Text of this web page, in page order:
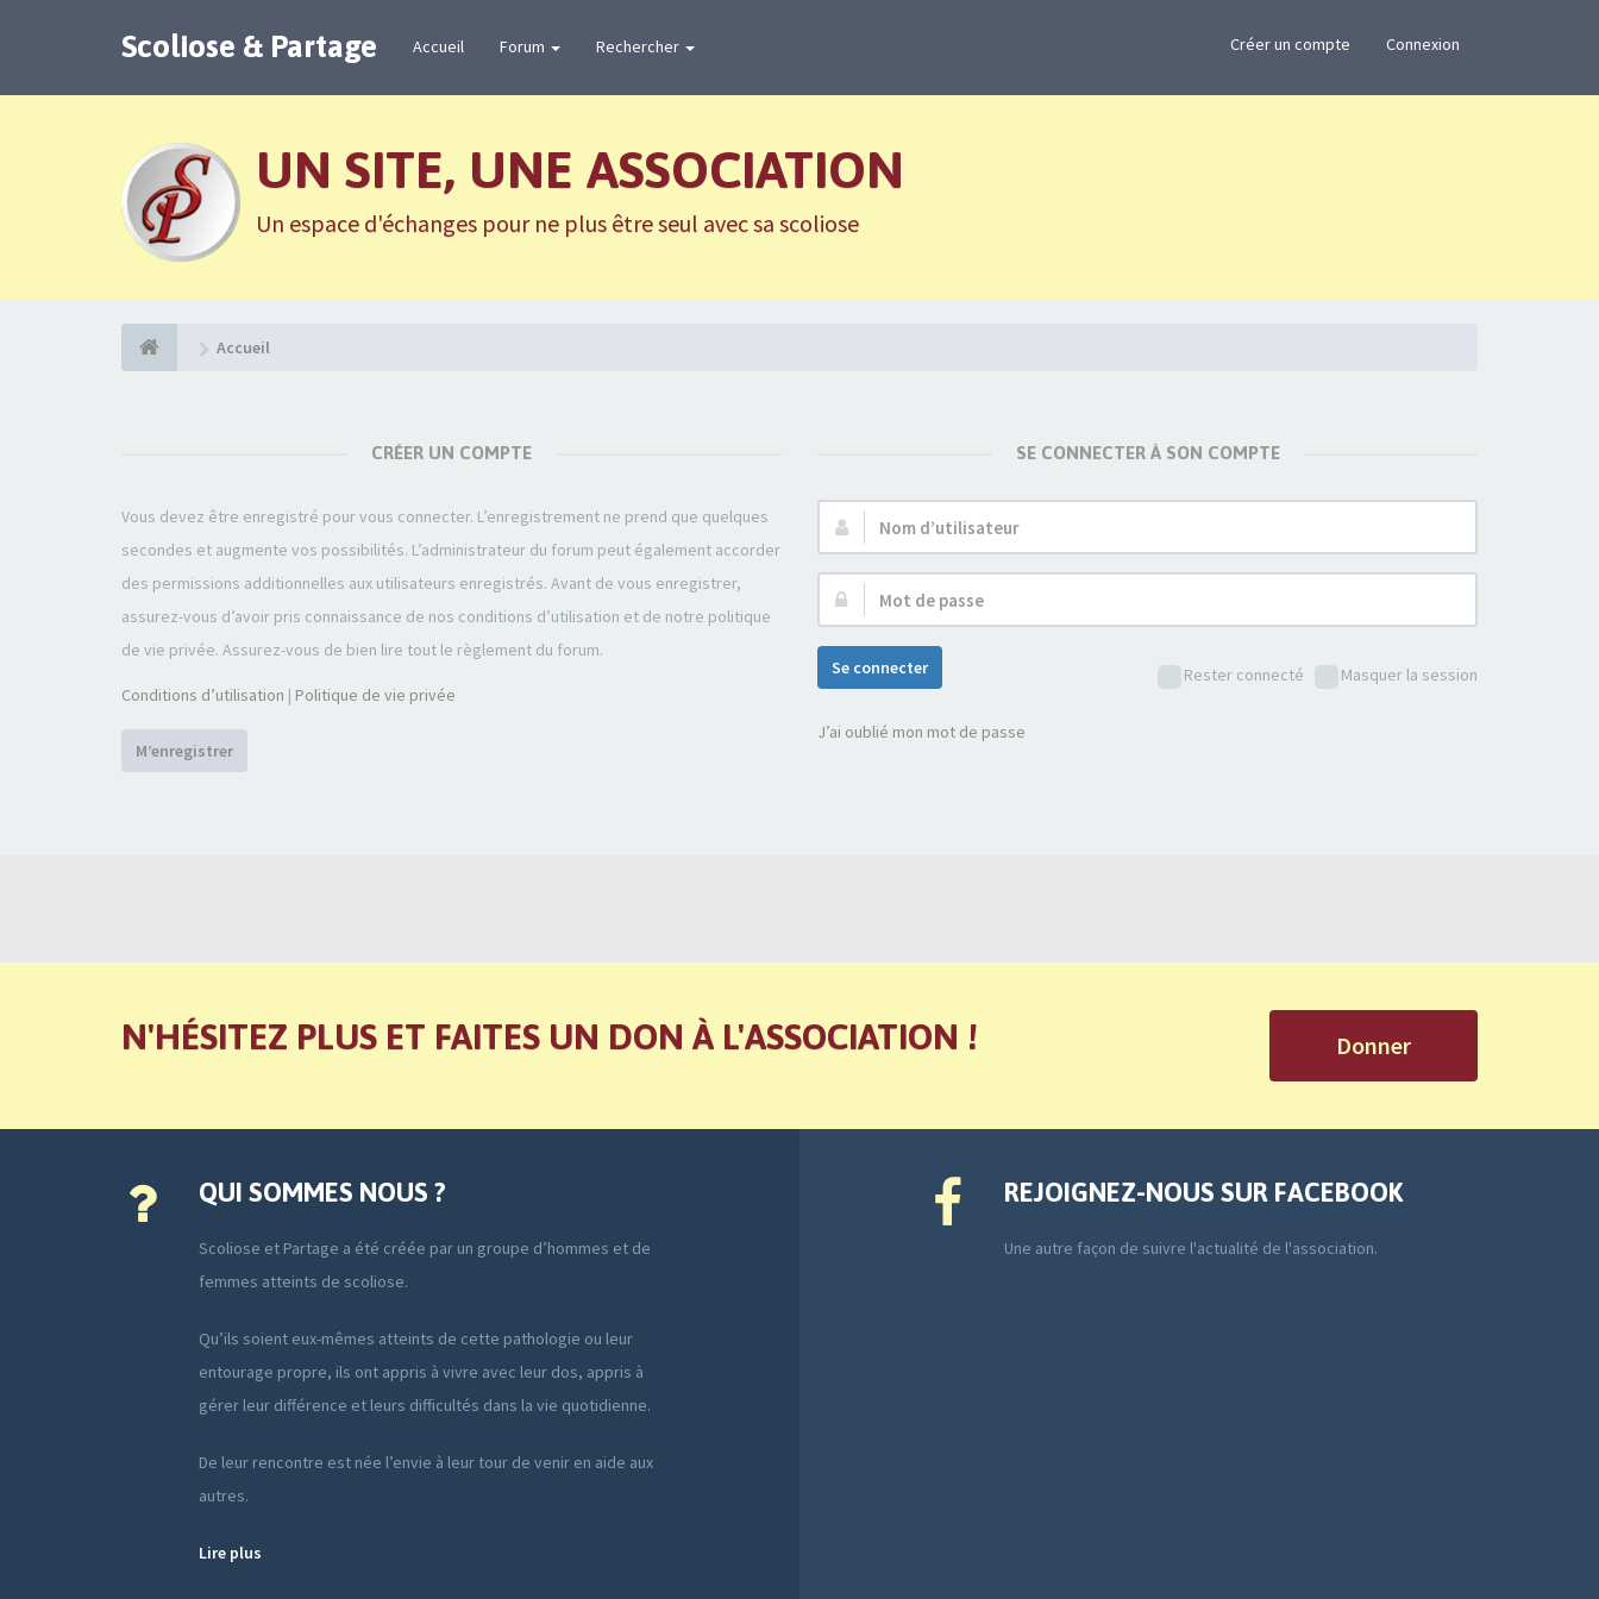
Scoliose & Partage Accueil Forum Rechercher Créer un compte Connexion
UN SITE, UNE ASSOCIATION
Un espace d'échanges pour ne plus être seul avec sa scoliose
Accueil
CRÉER UN COMPTE
Vous devez être enregistré pour vous connecter. L’enregistrement ne prend que quelques
secondes et augmente vos possibilités. L’administrateur du forum peut également accorder
des permissions additionnelles aux utilisateurs enregistrés. Avant de vous enregistrer,
assurez-vous d’avoir pris connaissance de nos conditions d’utilisation et de notre politique
de vie privée. Assurez-vous de bien lire tout le règlement du forum.
Conditions d’utilisation | Politique de vie privée
M’enregistrer
SE CONNECTER À SON COMPTE
Nom
Mot
passe :
Rester connecté Masquer la session
Se connecter
J’ai oublié mon mot de passe
N'HÉSITEZ PLUS ET FAITES UN DON À L'ASSOCIATION ! Donner
QUI SOMMES NOUS ?
Scoliose et Partage a été créée par un groupe d’hommes et de
femmes atteints de scoliose.
Qu’ils soient eux-mêmes atteints de cette pathologie ou leur
entourage propre, ils ont appris à vivre avec leur dos, appris à
gérer leur différence et leurs difficultés dans la vie quotidienne.
De leur rencontre est née l’envie à leur tour de venir en aide aux
autres.
Lire plus
REJOIGNEZ-NOUS SUR FACEBOOK
Une autre façon de suivre l'actualité de l'association.